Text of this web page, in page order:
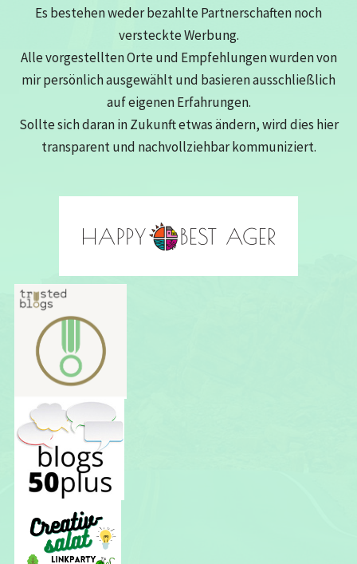
Es bestehen weder bezahlte Partnerschaften noch
versteckte Werbung.
Alle vorgestellten Orte und Empfehlungen wurden von
mir persönlich ausgewählt und basieren ausschließlich
auf eigenen Erfahrungen.
Sollte sich daran in Zukunft etwas ändern, wird dies hier
transparent und nachvollziehbar kommuniziert.